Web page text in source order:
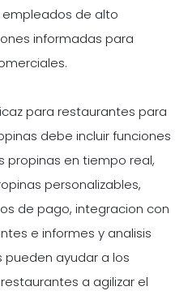
de alto
informadas para
para restaurantes para
debe incluir funciones
propinas en tiempo real,
personalizables,
de pago, integracion con
e informes y analisis
pueden ayudar a los
a agilizar el